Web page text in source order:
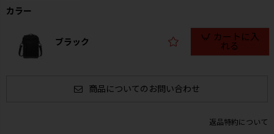
カラー
ブラック
カートに入
れる
商品についてのお問い合わせ
返品特約について